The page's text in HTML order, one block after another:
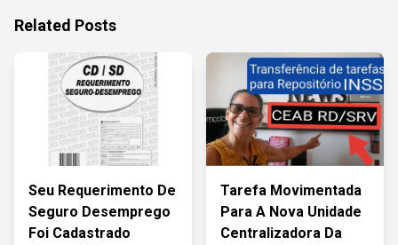
Related Posts
Seu Requerimento De
Seguro Desemprego
Foi Cadastrado
Tarefa Movimentada
Para A Nova Unidade
Centralizadora Da